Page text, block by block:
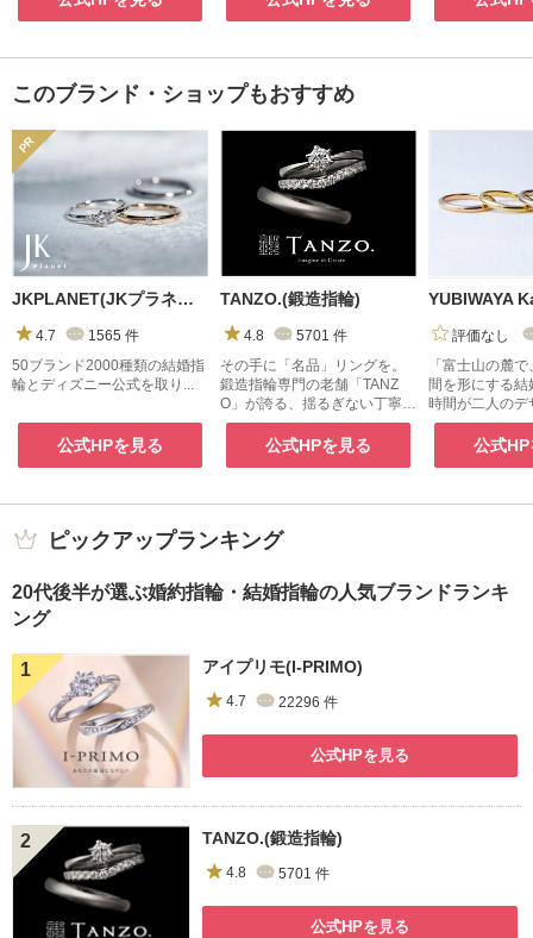
このブランド・ショップもおすすめ
JKPLANET(JKプラネット)
4.7 1565 件
50ブランド2000種類の結婚指
輪とディズニー公式を取り...
公式HPを見る
TANZO.(鍛造指輪)
4.8 5701 件
その手に「名品」リングを。
鍛造指輪専門の老舗「TANZ
O」が誇る、揺るぎない丁寧な
手仕事が生みだす、美しく丈
夫な指輪。手間暇を惜しまな
公式HPを見る
評価なし
「富士山の麓
間を形にする
時間が二人の
れが karen の
公式
ピックアップランキング
20代後半が選ぶ婚約指輪・結婚指輪の人気ブランドランキ
ング
アイプリモ(I-PRIMO)
4.7 22296 件
公式HPを見る
TANZO.(鍛造指輪)
4.8 5701 件
公式HPを見る